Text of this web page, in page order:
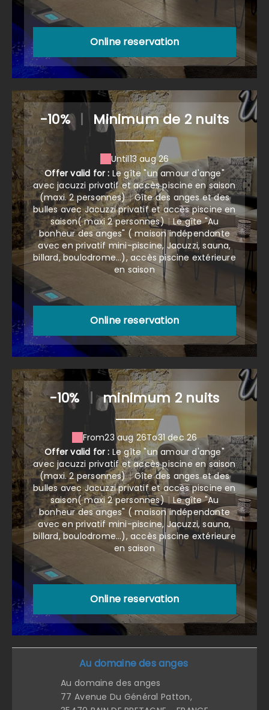
Online reservation
-10% | Minimum de 2 nuits
Until13 aug 26
Offer valid for : Le gîte "un amour d'ange"
avec jacuzzi privatif et accès piscine en saison
(maxi. 2 personnes) | Gîte des anges et des
bulles avec Jacuzzi privatif et accès piscine en
saison( maxi 2 personnes) | Le gîte "Au
bonheur des anges" ( maison indépendante
avec en privatif mini-piscine, Jacuzzi, sauna,
billard, boulodrome...), accès piscine extérieure
en saison
Online reservation
-10% | minimum 2 nuits
From23 aug 26To31 dec 26
Offer valid for : Le gîte "un amour d'ange"
avec jacuzzi privatif et accès piscine en saison
(maxi. 2 personnes) | Gîte des anges et des
bulles avec Jacuzzi privatif et accès piscine en
saison( maxi 2 personnes) | Le gîte "Au
bonheur des anges" ( maison indépendante
avec en privatif mini-piscine, Jacuzzi, sauna,
billard, boulodrome...), accès piscine extérieure
en saison
Online reservation
Au domaine des anges
Au domaine des anges
77 Avenue Du Général Patton,